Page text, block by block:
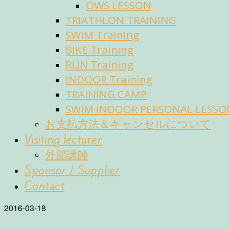
OWS LESSON
TRIATHLON TRAINING
SWIM Training
BIKE Training
RUN Training
INDOOR Training
TRAINING CAMP
SWIM INDOOR PERSONAL
お支払方法＆キャンセルについて
Visiting lecturer
外部講師
Sponsor / Supplier
Contact
2016-03-18